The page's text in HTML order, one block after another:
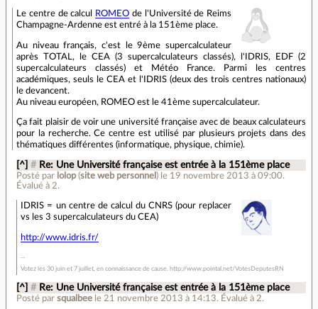
Le centre de calcul ROMEO de l'Université de Reims
Champagne-Ardenne est entré à la 151ème place.
Au niveau français, c'est le 9ème supercalculateur
après TOTAL, le CEA (3 supercalculateurs classés), l'IDRIS, EDF (2
supercalculateurs classés) et Météo France. Parmi les centres
académiques, seuls le CEA et l'IDRIS (deux des trois centres nationaux)
le devancent.
Au niveau européen, ROMEO est le 41ème supercalculateur.
Ça fait plaisir de voir une université française avec de beaux calculateurs
pour la recherche. Ce centre est utilisé par plusieurs projets dans des
thématiques différentes (informatique, physique, chimie).
[^] # Re: Une Université française est entrée à la 151ème place
Posté par lolop(site web personnel ) le 19 novembre 2013 à 09:00.
Évalué à 2.
IDRIS = un centre de calcul du CNRS (pour replacer
vs les 3 supercalculateurs du CEA)
http://www.idris.fr/
Votez les 30 juin et 7 juillet, en connaissance de cause. http://www.pointal.net/VotesDeputesRN
[^] # Re: Une Université française est entrée à la 151ème place
Posté parsqualbee le 21 novembre 2013 à 14:13. Évalué à 2.